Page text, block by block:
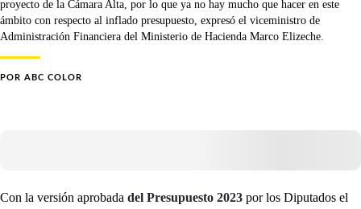
proyecto de la Cámara Alta, por lo que ya no hay mucho que hacer en este
ámbito con respecto al inflado presupuesto, expresó el viceministro de
Administración Financiera del Ministerio de Hacienda Marco Elizeche.
POR ABC COLOR
Con la versión aprobada del Presupuesto 2023 por los Diputados el